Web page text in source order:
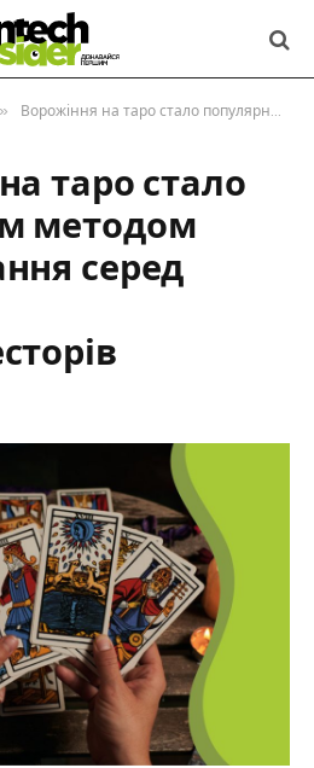
» Ворожіння на таро стало популярним методом прогнозування серед тайських криптоінвесторів
таро стало
методом
серед